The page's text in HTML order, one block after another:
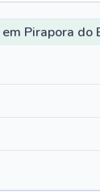
Pirapora do